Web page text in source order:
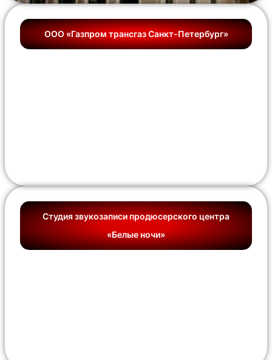
ООО «Газпром трансгаз Санкт-Петербург»
Студия звукозаписи продюсерского центра
«Белые ночи»